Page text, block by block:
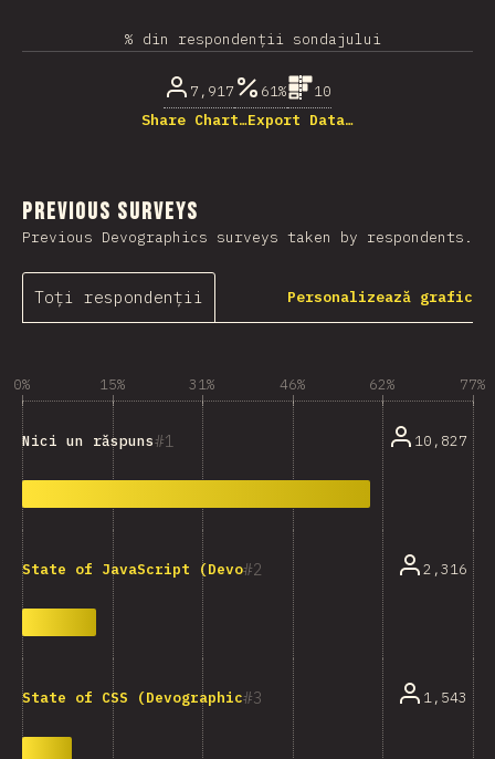
% din respondenții sondajului
7,917 61%
10
Share Chart…Export Data…
Previous Surveys
Previous Devographics surveys taken by respondents.
Toți respondenții Personalizează grafic
0% 15% 31% 46% 62% 77%
1
Nici un răspuns 10,827
2
State of JavaScript (Devographics) 2,316
3
State of CSS (Devographics) 1,543